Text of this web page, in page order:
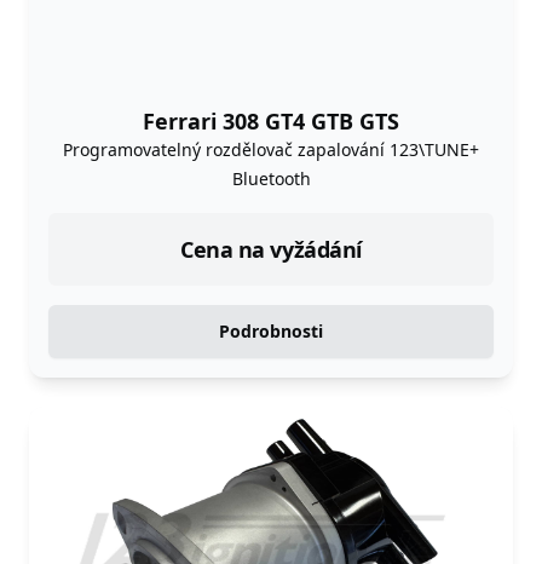
Ferrari 308 GT4 GTB GTS
Programovatelný rozdělovač zapalování 123\TUNE+
Bluetooth
Cena na vyžádání
Podrobnosti